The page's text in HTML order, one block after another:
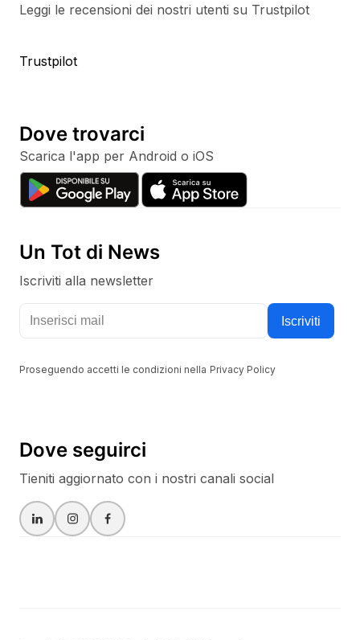
Leggi le recensioni dei nostri utenti su Trustpilot
Trustpilot
Dove trovarci
Scarica l'app per Android o iOS
Un Tot di News
Iscriviti alla newsletter
Tieniti aggiornato con i nostri canali social
Iscriviti
Proseguendo accetti le condizioni nella Privacy Policy
Dove seguirci
Tieniti aggiornato con i nostri canali social